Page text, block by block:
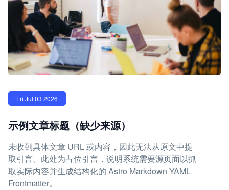
Fri Jul 03 2026
示例文章标题（缺少来源）
未收到具体文章 URL 或内容，因此无法从原文中提
取引言。此处为占位引言，说明系统需要源页面以抓
取实际内容并生成结构化的 Astro Markdown YAML
Frontmatter。